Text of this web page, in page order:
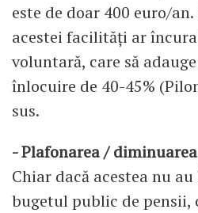
este de doar 400 euro/
acestei facilități ar
voluntară, care să
înlocuire de 40-45%
sus.
- Plafonarea /
Chiar dacă acestea nu
bugetul public de pensii,